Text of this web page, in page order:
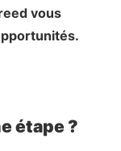
vous
étape ?